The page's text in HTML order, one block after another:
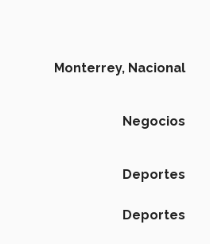
Monterrey, Nacional
Negocios
Deportes
Deportes